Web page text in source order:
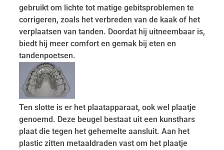
gebruikt om lichte tot matige gebitsproblemen te
corrigeren, zoals het verbreden van de kaak of het
verplaatsen van tanden. Doordat hij uitneembaar is,
biedt hij meer comfort en gemak bij eten en
tandenpoetsen.
Ten slotte is er het plaatapparaat, ook wel plaatje
genoemd. Deze beugel bestaat uit een kunsthars
plaat die tegen het gehemelte aansluit. Aan het
plastic zitten metaaldraden vast om het plaatje